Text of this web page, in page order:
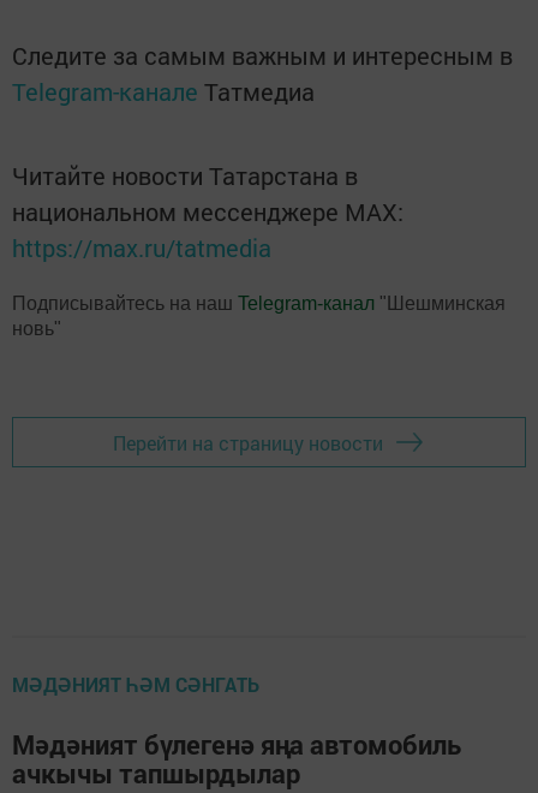
Следите за самым важным и интересным в
Telegram-канале Татмедиа
Читайте новости Татарстана в
национальном мессенджере MАХ:
https://max.ru/tatmedia
Подписывайтесь на наш Telegram-канал "Шешминская
новь"
Перейти на страницу новости
МӘДӘНИЯТ ҺӘМ СӘНГАТЬ
Мәдәният бүлегенә яңа автомобиль
ачкычы тапшырдылар